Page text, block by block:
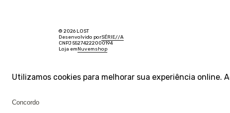
© 2026 LOST
Desenvolvido porSÉRIE//A
CNPJ 55274222000194
Loja emNuvemshop
Utilizamos cookies para melhorar sua experiência
Concordo